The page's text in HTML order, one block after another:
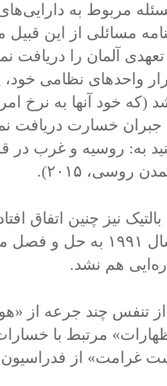
مربوط به
مسائلی از این قبیل
آلمان را دریافت
واحدهای نظامی
خود آنها به نرخ
جبران خسارت دریافت
به: روسیه و غرب در
۲٠١۵).
نیز چنین اتفاق
هیچ یک از پنج بند فرمان
هم نشد.
چند جرعه از
مرتبط با
غرامت» از